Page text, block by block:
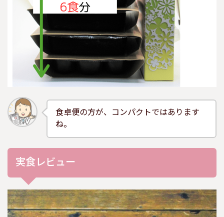
食卓便の方が、コンパクトではあります
ね。
実食レビュー